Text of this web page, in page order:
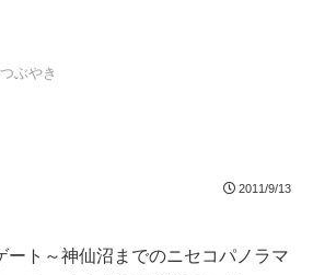
ぶやき
2011/9/13
ート～神仙沼までのニセコパノラマ